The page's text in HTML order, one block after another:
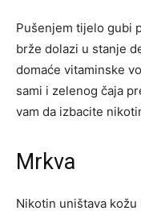
Pušenjem tijelo gubi
brže dolazi u stanje
domaće vitaminske
sami i zelenog čaja
vam da izbacite
Mrkva
Nikotin uništava